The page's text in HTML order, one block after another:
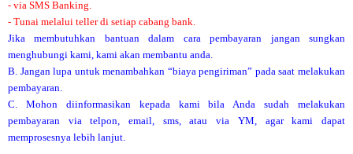
- via SMS Banking.
- Tunai melalui teller di setiap cabang bank.
Jika membutuhkan bantuan dalam cara pembayaran jangan sungkan
menghubungi kami, kami akan membantu anda.
B. Jangan lupa untuk menambahkan “biaya pengiriman” pada saat melakukan
pembayaran.
C. Mohon diinformasikan kepada kami bila Anda sudah melakukan
pembayaran via telpon, email, sms, atau via YM, agar kami dapat
memprosesnya lebih lanjut.